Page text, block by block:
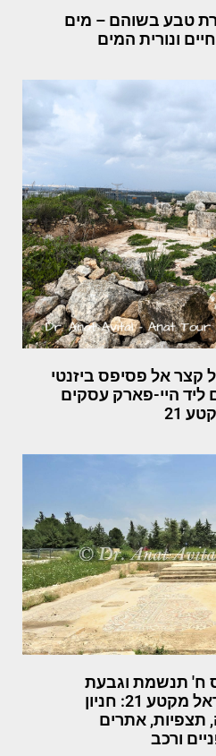
טבע בשוהם – מים
ונורית המים
קצר אל פסיפס ביזנטי
ליד היי-פארק עסקים
21
ח' תנשמת וגבעת
הספלולים על שביל ישראל מקטע 21: חניון
תצפיות, אתרים
ורכב